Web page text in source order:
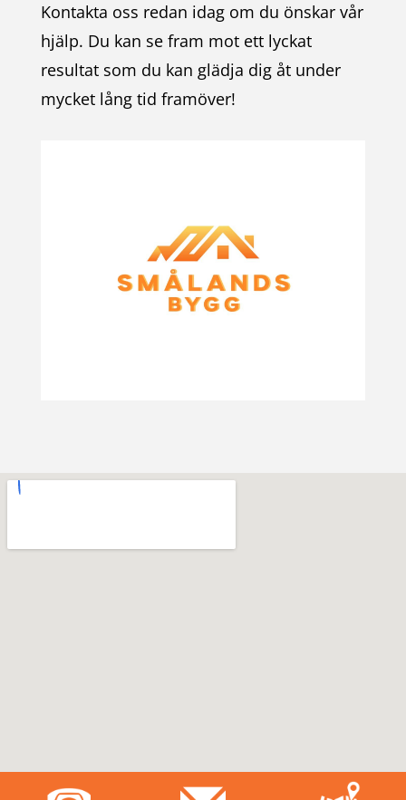
Kontakta oss redan idag om du önskar vår
hjälp. Du kan se fram mot ett lyckat
resultat som du kan glädja dig åt under
mycket lång tid framöver!